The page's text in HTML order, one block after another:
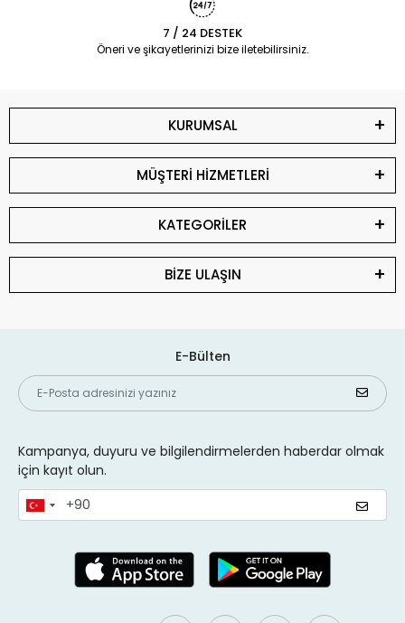
7 / 24 DESTEK
Öneri ve şikayetlerinizi bize iletebilirsiniz.
KURUMSAL
MÜŞTERİ HİZMETLERİ
KATEGORİLER
BİZE ULAŞIN
E-Bülten
Kampanya, duyuru ve bilgilendirmelerden haberdar olmak
için kayıt olun.